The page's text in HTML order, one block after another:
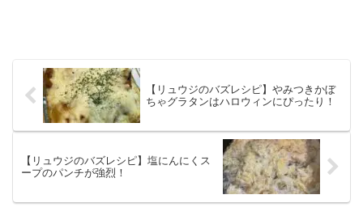
【リュウジのバズレシピ】やみつきかぼ
ちゃグラタンはハロウィンにぴったり！
【リュウジのバズレシピ】塩にんにくス
ープのパンチが強烈！